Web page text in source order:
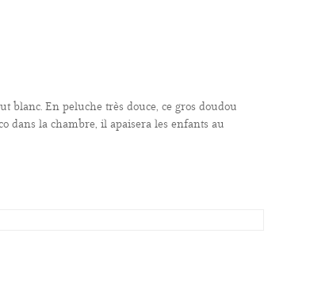
blanc. En peluche très douce, ce gros doudou
dans la chambre, il apaisera les enfants au